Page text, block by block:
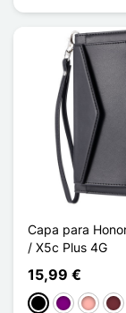
Capa para
/ X5c Plus 4G
15,99 €
PretoPúrpura
Ouro